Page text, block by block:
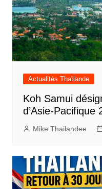
Actualités Thaïlande
Koh Samui
d’Asie-Pacifique
Mike Thailandee